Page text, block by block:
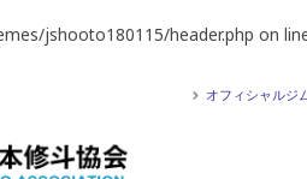
jshooto180115/header.php on
オフィシャルジ